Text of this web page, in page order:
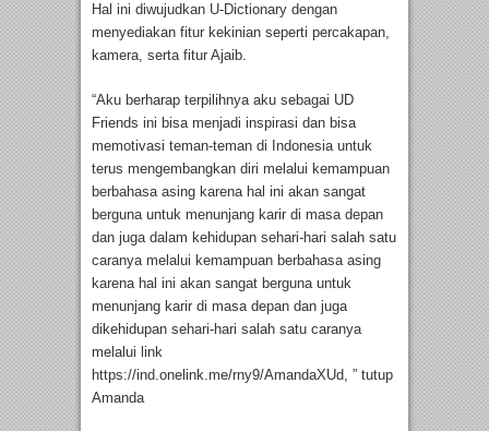
Hal ini diwujudkan U-Dictionary dengan
menyediakan fitur kekinian seperti percakapan,
kamera, serta fitur Ajaib.
“Aku berharap terpilihnya aku sebagai UD
Friends ini bisa menjadi inspirasi dan bisa
memotivasi teman-teman di Indonesia untuk
terus mengembangkan diri melalui kemampuan
berbahasa asing karena hal ini akan sangat
berguna untuk menunjang karir di masa depan
dan juga dalam kehidupan sehari-hari salah satu
caranya melalui kemampuan berbahasa asing
karena hal ini akan sangat berguna untuk
menunjang karir di masa depan dan juga
dikehidupan sehari-hari salah satu caranya
melalui link
https://ind.onelink.me/rny9/AmandaXUd, ” tutup
Amanda